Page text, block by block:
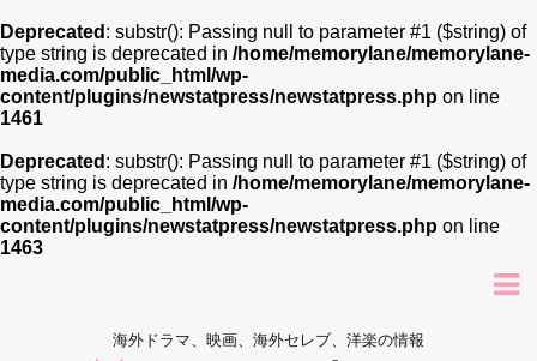
Deprecated : substr(): Passing null to parameter #1 ($string) of
type string is deprecated in /home/memorylane/memorylane-
media.com/public_html/wp-
content/plugins/newstatpress/newstatpress.php on line
1461
Deprecated : substr(): Passing null to parameter #1 ($string) of
type string is deprecated in /home/memorylane/memorylane-
media.com/public_html/wp-
content/plugins/newstatpress/newstatpress.php on line
1463
海外ドラマ、映画、海外セレブ、洋楽の情報